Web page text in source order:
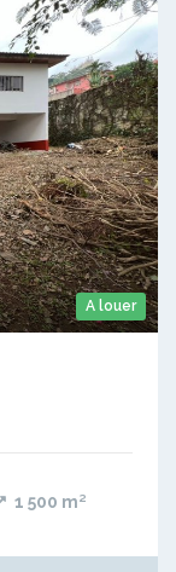
A louer
1 500 m²